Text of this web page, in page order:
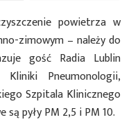
powietrza w
zimowym – należy do
gość Radia Lublin
Pneumonologii,
Szpitala Klinicznego
pyły PM 2,5 i PM 10.